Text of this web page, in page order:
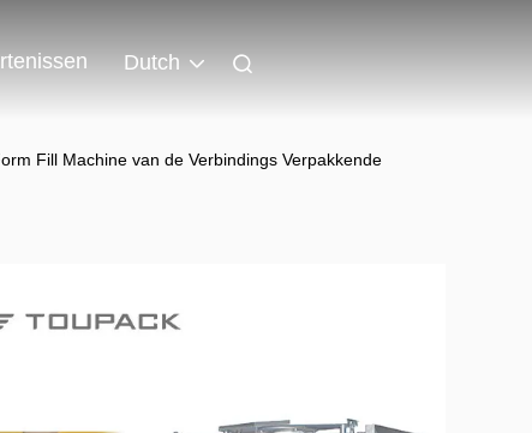
Dutch
Fill Machine van de Verbindings Verpakkende